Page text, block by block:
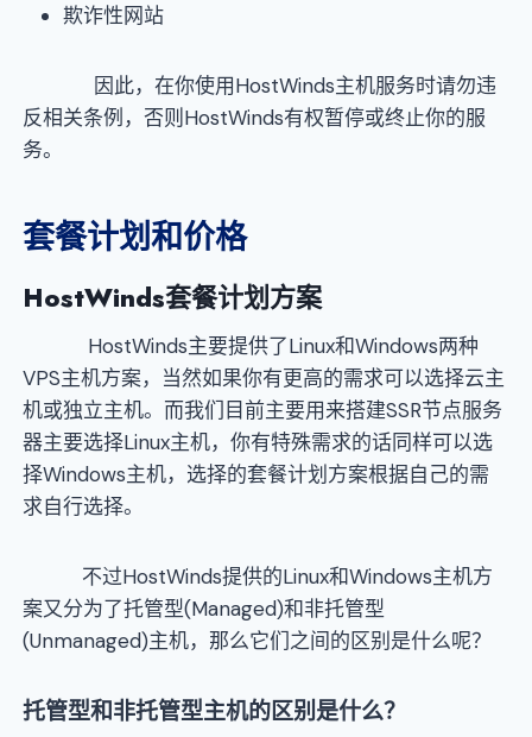
欺诈性网站
因此，在你使用HostWinds主机服务时请勿违
反相关条例，否则HostWinds有权暂停或终止你的服
务。
套餐计划和价格
HostWinds套餐计划方案
HostWinds主要提供了Linux和Windows两种
VPS主机方案，当然如果你有更高的需求可以选择云主
机或独立主机。而我们目前主要用来搭建SSR节点服务
器主要选择Linux主机，你有特殊需求的话同样可以选
择Windows主机，选择的套餐计划方案根据自己的需
求自行选择。
不过HostWinds提供的Linux和Windows主机方
案又分为了托管型(Managed)和非托管型
(Unmanaged)主机，那么它们之间的区别是什么呢？
托管型和非托管型主机的区别是什么？